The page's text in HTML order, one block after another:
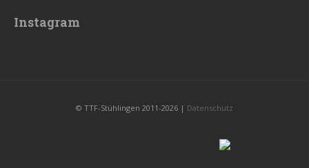
Instagram
© TTF-Stühlingen 2011-2026 | Datenschutz